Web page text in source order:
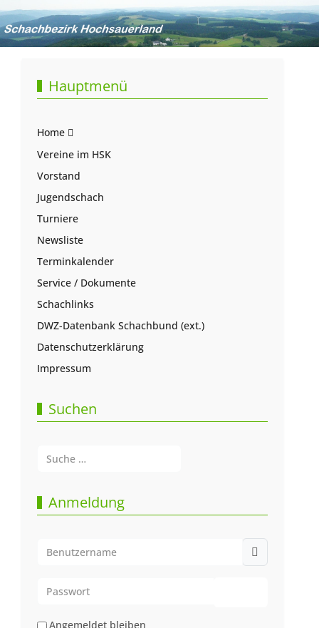
Hauptmenü
Home
Vereine im HSK
Vorstand
Jugendschach
Turniere
Newsliste
Terminkalender
Service / Dokumente
Schachlinks
DWZ-Datenbank Schachbund (ext.)
Datenschutzerklärung
Impressum
Suchen
Anmeldung
Angemeldet bleiben